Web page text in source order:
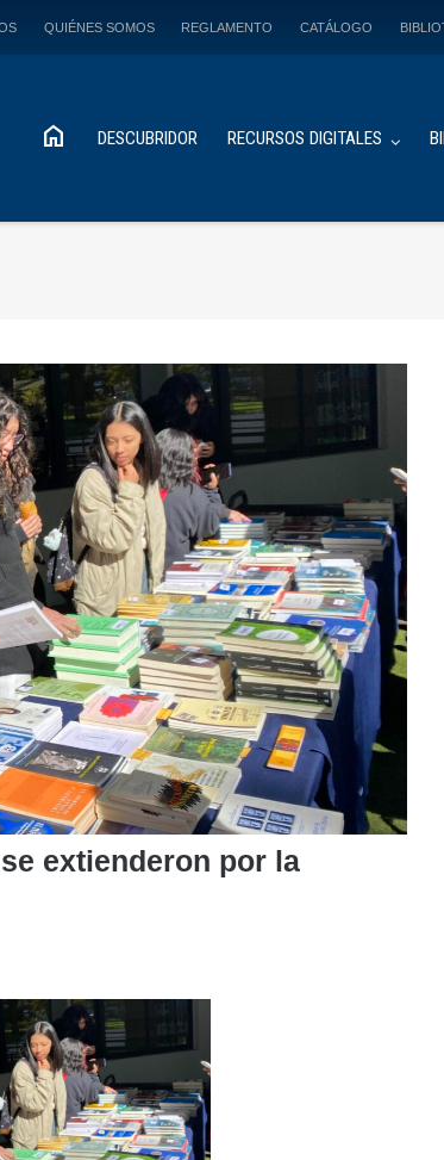
QUIÉNES SOMOS REGLAMENTO CATÁLOGO
home DESCUBRIDOR RECURSOS DIGITALES
extienderon por la